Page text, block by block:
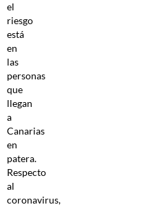
el
riesgo
está
en
las
personas
que
llegan
a
Canarias
en
patera.
Respecto
al
coronavirus,